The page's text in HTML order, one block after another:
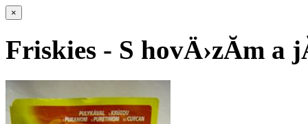
×
Friskies - S hovÄ›zĂ­m a